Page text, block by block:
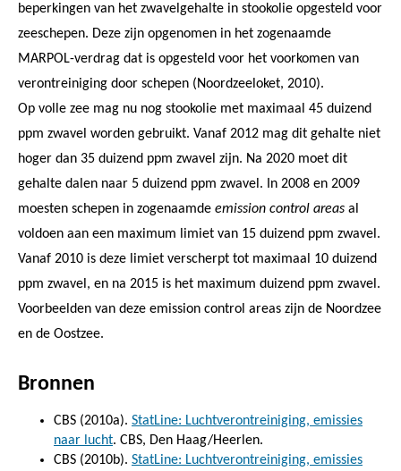
beperkingen van het zwavelgehalte in stookolie opgesteld voor
zeeschepen. Deze zijn opgenomen in het zogenaamde
MARPOL-verdrag dat is opgesteld voor het voorkomen van
verontreiniging door schepen (Noordzeeloket, 2010).
Op volle zee mag nu nog stookolie met maximaal 45 duizend
ppm zwavel worden gebruikt. Vanaf 2012 mag dit gehalte niet
hoger dan 35 duizend ppm zwavel zijn. Na 2020 moet dit
gehalte dalen naar 5 duizend ppm zwavel. In 2008 en 2009
moesten schepen in zogenaamde emission control areas al
voldoen aan een maximum limiet van 15 duizend ppm zwavel.
Vanaf 2010 is deze limiet verscherpt tot maximaal 10 duizend
ppm zwavel, en na 2015 is het maximum duizend ppm zwavel.
Voorbeelden van deze emission control areas zijn de Noordzee
en de Oostzee.
Bronnen
CBS (2010a). StatLine: Luchtverontreiniging, emissies
naar lucht. CBS, Den Haag/Heerlen.
CBS (2010b). StatLine: Luchtverontreiniging, emissies